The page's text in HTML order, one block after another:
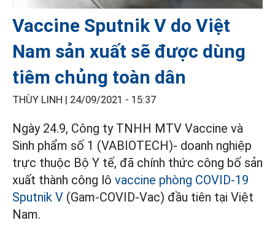
Vaccine Sputnik V do Việt
Nam sản xuất sẽ được dùng
tiêm chủng toàn dân
THÙY LINH | 24/09/2021 - 15:37
Ngày 24.9, Công ty TNHH MTV Vaccine và
Sinh phẩm số 1 (VABIOTECH)- doanh nghiệp
trực thuộc Bộ Y tế, đã chính thức công bố sản
xuất thành công lô vaccine phòng COVID-19
Sputnik V (Gam-COVID-Vac) đầu tiên tại Việt
Nam.